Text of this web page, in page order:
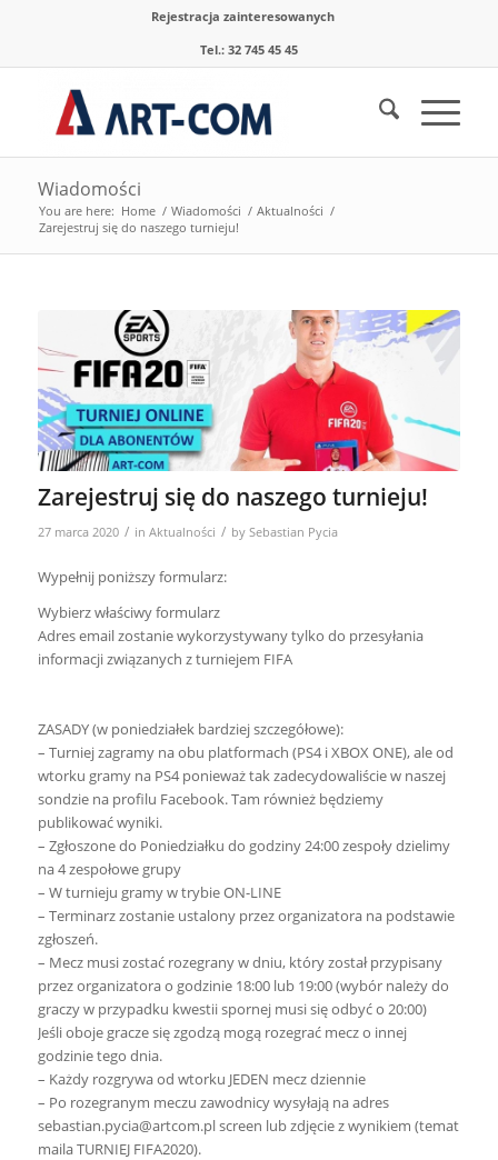
Rejestracja zainteresowanych
Tel.: 32 745 45 45
Wiadomości
You are here: Home / Wiadomości / Aktualności /
Zarejestruj się do naszego turnieju!
Zarejestruj się do naszego turnieju!
27 marca 2020 / in Aktualności / by Sebastian Pycia
Wypełnij poniższy formularz:
Wybierz właściwy formularz
Adres email zostanie wykorzystywany tylko do przesyłania
informacji związanych z turniejem FIFA
ZASADY (w poniedziałek bardziej szczegółowe):
– Turniej zagramy na obu platformach (PS4 i XBOX ONE), ale od
wtorku gramy na PS4 ponieważ tak zadecydowaliście w naszej
sondzie na profilu Facebook. Tam również będziemy
publikować wyniki.
– Zgłoszone do Poniedziałku do godziny 24:00 zespoły dzielimy
na 4 zespołowe grupy
– W turnieju gramy w trybie ON-LINE
– Terminarz zostanie ustalony przez organizatora na podstawie
zgłoszeń.
– Mecz musi zostać rozegrany w dniu, który został przypisany
przez organizatora o godzinie 18:00 lub 19:00 (wybór należy do
graczy w przypadku kwestii spornej musi się odbyć o 20:00)
Jeśli oboje gracze się zgodzą mogą rozegrać mecz o innej
godzinie tego dnia.
– Każdy rozgrywa od wtorku JEDEN mecz dziennie
– Po rozegranym meczu zawodnicy wysyłają na adres
sebastian.pycia@artcom.plscreen lub zdjęcie z wynikiem (temat
maila TURNIEJ FIFA2020).